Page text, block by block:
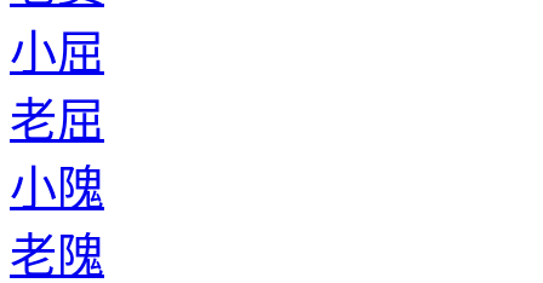
小屈
老屈
小隗
老隗